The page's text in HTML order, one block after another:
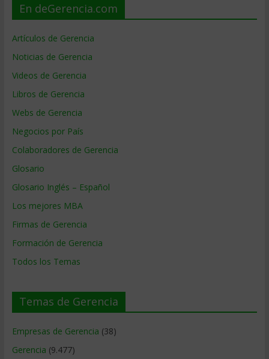
En deGerencia.com
Artículos de Gerencia
Noticias de Gerencia
Videos de Gerencia
Libros de Gerencia
Webs de Gerencia
Negocios por País
Colaboradores de Gerencia
Glosario
Glosario Inglés – Español
Los mejores MBA
Firmas de Gerencia
Formación de Gerencia
Todos los Temas
Temas de Gerencia
Empresas de Gerencia (38)
Gerencia (9.477)